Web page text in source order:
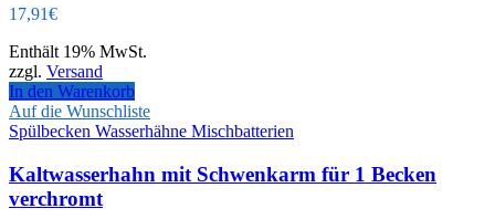
17,91€
Enthält 19% MwSt.
zzgl. Versand
In den Warenkorb
Auf die Wunschliste
Spülbecken Wasserhähne Mischbatterien
Kaltwasserhahn mit Schwenkarm für 1 Becken
verchromt